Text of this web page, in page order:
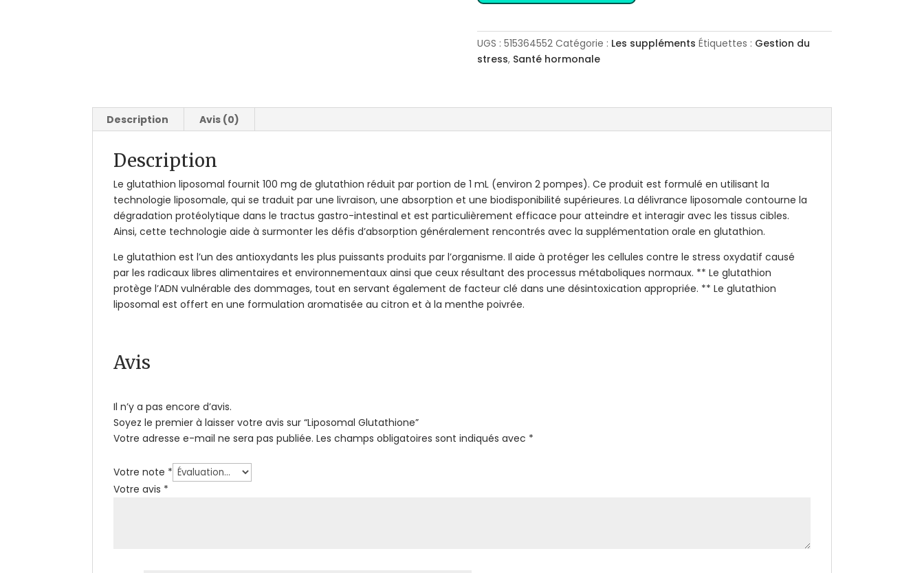
Liposomal
UGS : 515364552 Catégorie : Les suppléments Étiquettes : Gestion du
stress, Santé hormonale
Description Avis (0)
Description
Le glutathion liposomal fournit 100 mg de glutathion réduit par portion de 1 mL (environ 2 pompes). Ce produit est formulé en utilisant la
technologie liposomale, qui se traduit par une livraison, une absorption et une biodisponibilité supérieures. La délivrance liposomale contourne la
dégradation protéolytique dans le tractus gastro-intestinal et est particulièrement efficace pour atteindre et interagir avec les tissus cibles.
Ainsi, cette technologie aide à surmonter les défis d’absorption généralement rencontrés avec la supplémentation orale en glutathion.
Le glutathion est l’un des antioxydants les plus puissants produits par l’organisme. Il aide à protéger les cellules contre le stress oxydatif causé
par les radicaux libres alimentaires et environnementaux ainsi que ceux résultant des processus métaboliques normaux. ** Le glutathion
protège l’ADN vulnérable des dommages, tout en servant également de facteur clé dans une désintoxication appropriée. ** Le glutathion
liposomal est offert en une formulation aromatisée au citron et à la menthe poivrée.
Avis
Il n’y a pas encore d’avis.
Soyez le premier à laisser votre avis sur “Liposomal Glutathione”
Votre adresse e-mail ne sera pas publiée. Les champs obligatoires sont indiqués avec *
Votre note *
Votre avis *